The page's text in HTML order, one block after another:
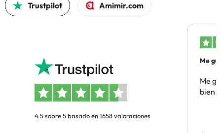
Trustpilot Amimir.com
4.5 sobre 5 basado en 1658 valoraciones
Me
Me
bien